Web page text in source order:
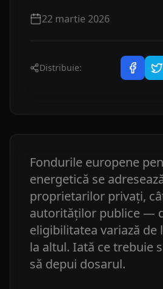
22 martie 2026
Distribuie:
Fondurile europene
energetică se
proprietarilor privați,
autorităților publice —
eligibilitatea variază de
la altul. Iată ce trebuie
să depui dosarul.